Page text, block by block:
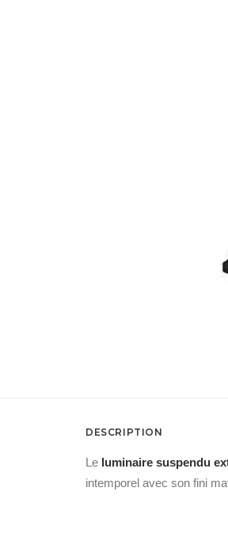
DESCRIPTION
Le luminaire suspendu
intemporel avec son fini